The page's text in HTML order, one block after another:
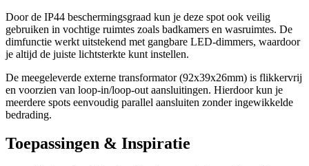
Door de IP44 beschermingsgraad kun je deze spot ook veilig
gebruiken in vochtige ruimtes zoals badkamers en wasruimtes. De
dimfunctie werkt uitstekend met gangbare LED-dimmers, waardoor
je altijd de juiste lichtsterkte kunt instellen.
De meegeleverde externe transformator (92x39x26mm) is flikkervrij
en voorzien van loop-in/loop-out aansluitingen. Hierdoor kun je
meerdere spots eenvoudig parallel aansluiten zonder ingewikkelde
bedrading.
Toepassingen & Inspiratie